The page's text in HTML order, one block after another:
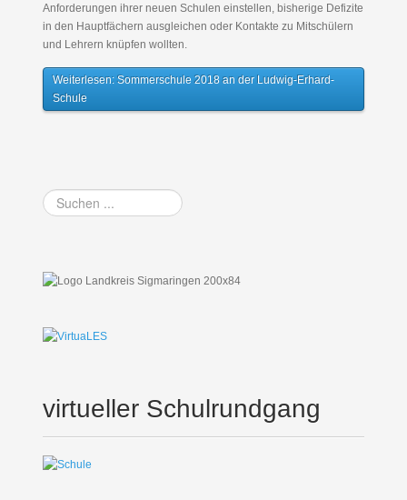
Anforderungen ihrer neuen Schulen einstellen, bisherige Defizite
in den Hauptfächern ausgleichen oder Kontakte zu Mitschülern
und Lehrern knüpfen wollten.
Weiterlesen: Sommerschule 2018 an der Ludwig-Erhard-
Schule
Suchen
...
virtueller Schulrundgang